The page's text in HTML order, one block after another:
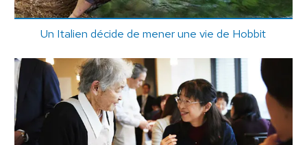
Un Italien décide de mener une vie de Hobbit